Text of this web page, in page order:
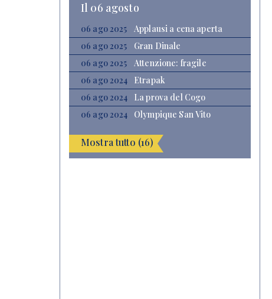
Il 06 agosto
06 ago 2025
Applausi a cena aperta
06 ago 2025
Gran Dinale
06 ago 2025
Attenzione: fragile
06 ago 2024
Etrapak
06 ago 2024
La prova del Cogo
06 ago 2024
Olympique San Vito
Mostra tutto (16)